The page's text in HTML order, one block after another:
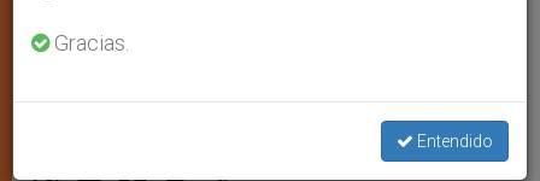
Misionero Latino-americano
JUSTICIA Y
Gracias.
Entendido